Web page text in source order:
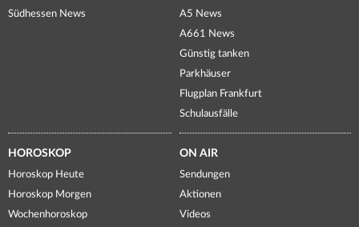
Südhessen News
A5 News
A661 News
Günstig tanken
Parkhäuser
Flugplan Frankfurt
Schulausfälle
HOROSKOP
Horoskop Heute
Horoskop Morgen
Wochenhoroskop
ON AIR
Sendungen
Aktionen
Videos